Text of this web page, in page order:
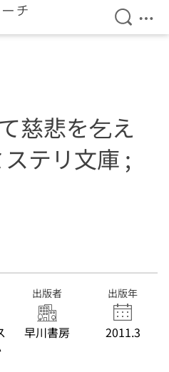
検索を
メ
慈悲を乞え
テリ文庫 ;
出版者
早川書房
出版年
2011.3